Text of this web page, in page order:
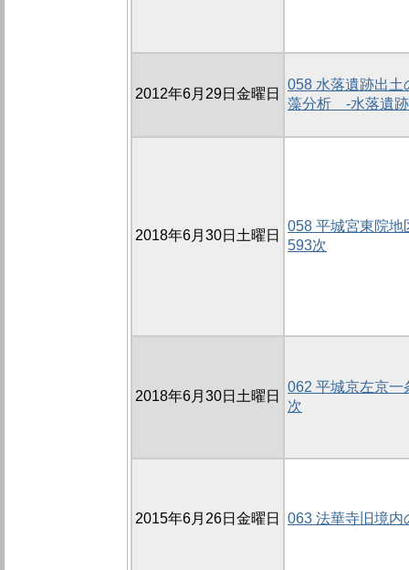
2012年6月29日金曜日
058 水落遺跡出土
藻分析 -水落遺跡
2018年6月30日土曜日
058 平城宮東院地
593次
2018年6月30日土曜日
062 平城京左京一
次
2015年6月26日金曜日 063 法華寺旧境内